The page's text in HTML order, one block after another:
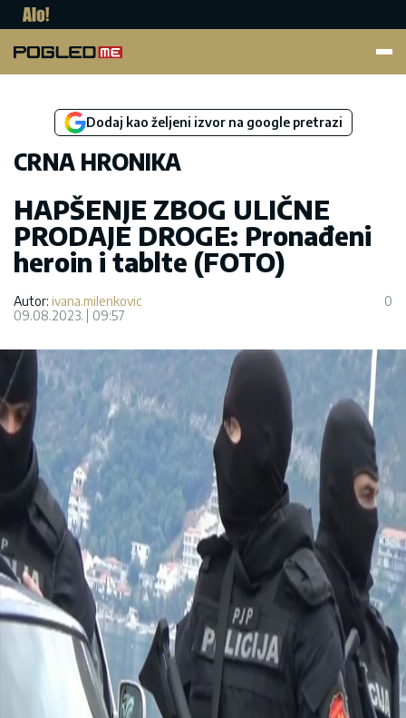
Dodaj kao željeni izvor na google pretrazi
CRNA HRONIKA
HAPŠENJE ZBOG ULIČNE
PRODAJE DROGE: Pronađeni
heroin i tablte (FOTO)
Autor: ivana.milenkovic
09.08.2023.
09:57
0